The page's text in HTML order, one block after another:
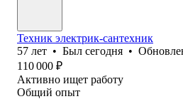
Техник электрик-сантехник
57 лет • Был сегодня •
110 000 ₽
Активно ищет работу
Общий опыт